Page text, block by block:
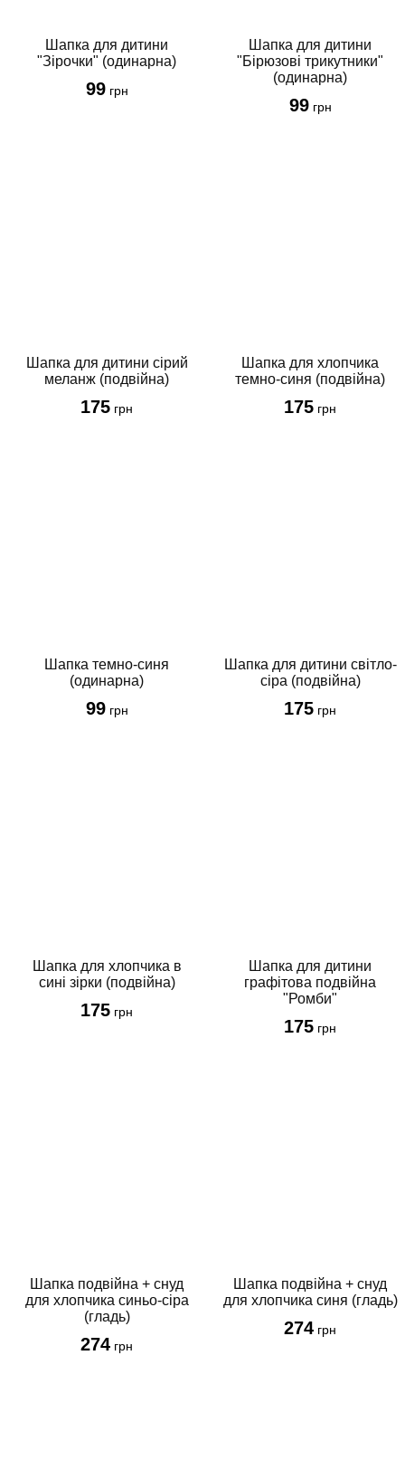
Шапка для дитини
"Зірочки" (одинарна)
99грн
Шапка для дитини
"Бірюзові трикутники"
(одинарна)
99грн
Шапка для дитини сірий
меланж (подвійна)
175 грн
Шапка для хлопчика
темно-синя (подвійна)
175 грн
Шапка темно-синя
(одинарна)
99грн
Шапка для дитини світло-
сіра (подвійна)
175 грн
Шапка для хлопчика в
сині зірки (подвійна)
175 грн
Шапка для дитини
графітова подвійна
"Ромби"
175 грн
Шапка подвійна + снуд
для хлопчика синьо-сіра
(гладь)
274 грн
Шапка подвійна + снуд
для хлопчика синя (гладь)
274 грн